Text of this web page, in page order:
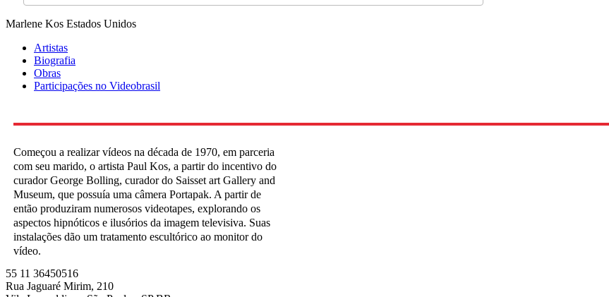
Marlene Kos Estados Unidos
Artistas
Biografia
Obras
Participações no Videobrasil
Começou a realizar vídeos na década de 1970, em parceria
com seu marido, o artista Paul Kos, a partir do incentivo do
curador George Bolling, curador do Saisset art Gallery and
Museum, que possuía uma câmera Portapak. A partir de
então produziram numerosos videotapes, explorando os
aspectos hipnóticos e ilusórios da imagem televisiva. Suas
instalações dão um tratamento escultórico ao monitor do
vídeo.
55 11 36450516
Rua Jaguaré Mirim, 210